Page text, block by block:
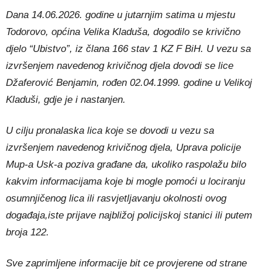
Dana 14.06.2026. godine u jutarnjim satima u mjestu
Todorovo, općina Velika Kladuša, dogodilo se krivično
djelo “Ubistvo”, iz člana 166 stav 1 KZ F BiH. U vezu sa
izvršenjem navedenog krivičnog djela dovodi se lice
Džaferović Benjamin, rođen 02.04.1999. godine u Velikoj
Kladuši, gdje je i nastanjen.
U cilju pronalaska lica koje se dovodi u vezu sa
izvršenjem navedenog krivičnog djela, Uprava policije
Mup-a Usk-a poziva građane da, ukoliko raspolažu bilo
kakvim informacijama koje bi mogle pomoći u lociranju
osumnjičenog lica ili rasvjetljavanju okolnosti ovog
događaja,iste prijave najbližoj policijskoj stanici ili putem
broja 122.
Sve zaprimljene informacije bit ce provjerene od strane